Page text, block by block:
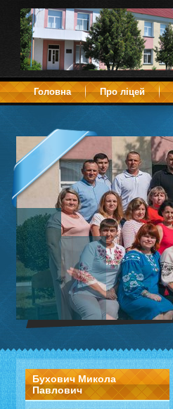
Головна Про ліцей
Бухович Микола
Павлович